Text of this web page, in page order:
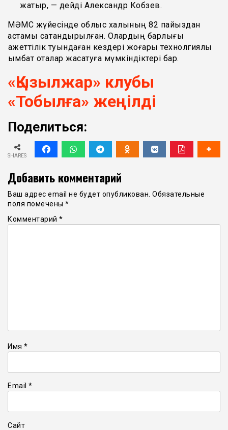
жатыр, — дейді Александр Кобзев.
МӘМС жүйесінде облыс халқының 82 пайыздан
астамы сақтандырылған. Олардың барлығы
қажеттілік туындаған кездері жоғары технолгиялық
қымбат оталар жасатуға мүмкіндіктері бар.
«Қызылжар» клубы
«Тобылға» жеңілді
Поделиться:
SHARES
Добавить комментарий
Ваш адрес email не будет опубликован. Обязательные
поля помечены *
Комментарий *
Имя *
Email *
Сайт